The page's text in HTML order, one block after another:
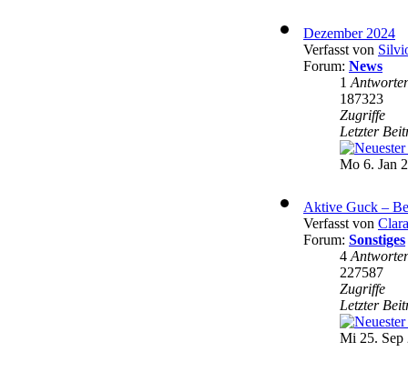
Dezember 2024
Verfasst von
Forum: News
1
187323
Zugriffe
Letzter
Mo 6. Jan
Aktive Guck –
Verfasst von Clara
Forum: Sonstiges
4
227587
Zugriffe
Letzter
Mi 25. Sep